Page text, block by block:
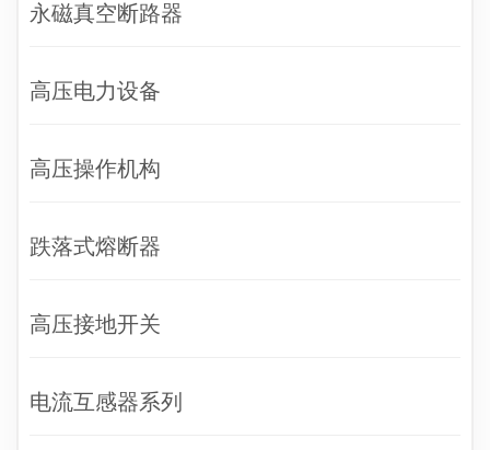
永磁真空断路器
高压电力设备
高压操作机构
跌落式熔断器
高压接地开关
电流互感器系列